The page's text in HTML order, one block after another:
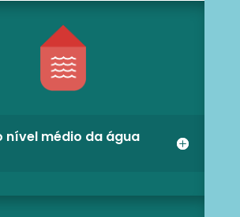
nível médio da água